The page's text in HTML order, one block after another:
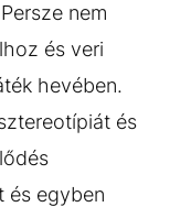
nem
és veri
hevében.
és
és egyben